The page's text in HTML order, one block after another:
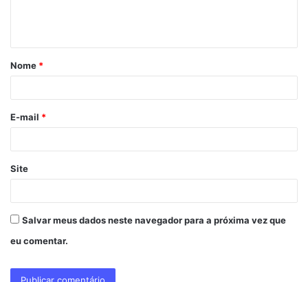
á
r
*
Nome *
E-mail *
Site
Salvar meus dados neste navegador para a próxima vez que
eu comentar.